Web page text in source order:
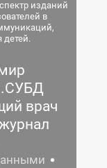
изданий
в
врач